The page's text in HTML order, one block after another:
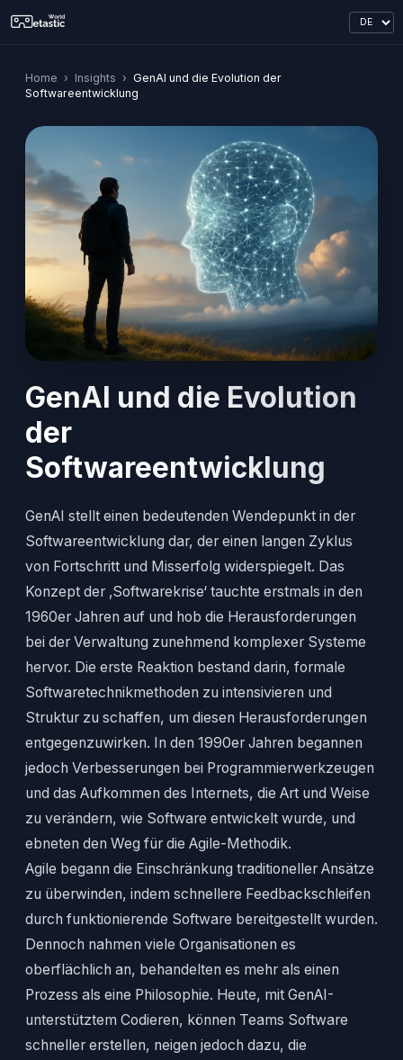
Home › Insights › GenAI und die Evolution der
Softwareentwicklung
GenAI und die Evolution
der
Softwareentwicklung
GenAI stellt einen bedeutenden Wendepunkt in der
Softwareentwicklung dar, der einen langen Zyklus
von Fortschritt und Misserfolg widerspiegelt. Das
Konzept der ‚Softwarekrise‘ tauchte erstmals in den
1960er Jahren auf und hob die Herausforderungen
bei der Verwaltung zunehmend komplexer Systeme
hervor. Die erste Reaktion bestand darin, formale
Softwaretechnikmethoden zu intensivieren und
Struktur zu schaffen, um diesen Herausforderungen
entgegenzuwirken. In den 1990er Jahren begannen
jedoch Verbesserungen bei Programmierwerkzeugen
und das Aufkommen des Internets, die Art und Weise
zu verändern, wie Software entwickelt wurde, und
ebneten den Weg für die Agile-Methodik.
Agile begann die Einschränkung traditioneller Ansätze
zu überwinden, indem schnellere Feedbackschleifen
durch funktionierende Software bereitgestellt wurden.
Dennoch nahmen viele Organisationen es
oberflächlich an, behandelten es mehr als einen
Prozess als eine Philosophie. Heute, mit GenAI-
unterstütztem Codieren, können Teams Software
schneller erstellen, neigen jedoch dazu, die